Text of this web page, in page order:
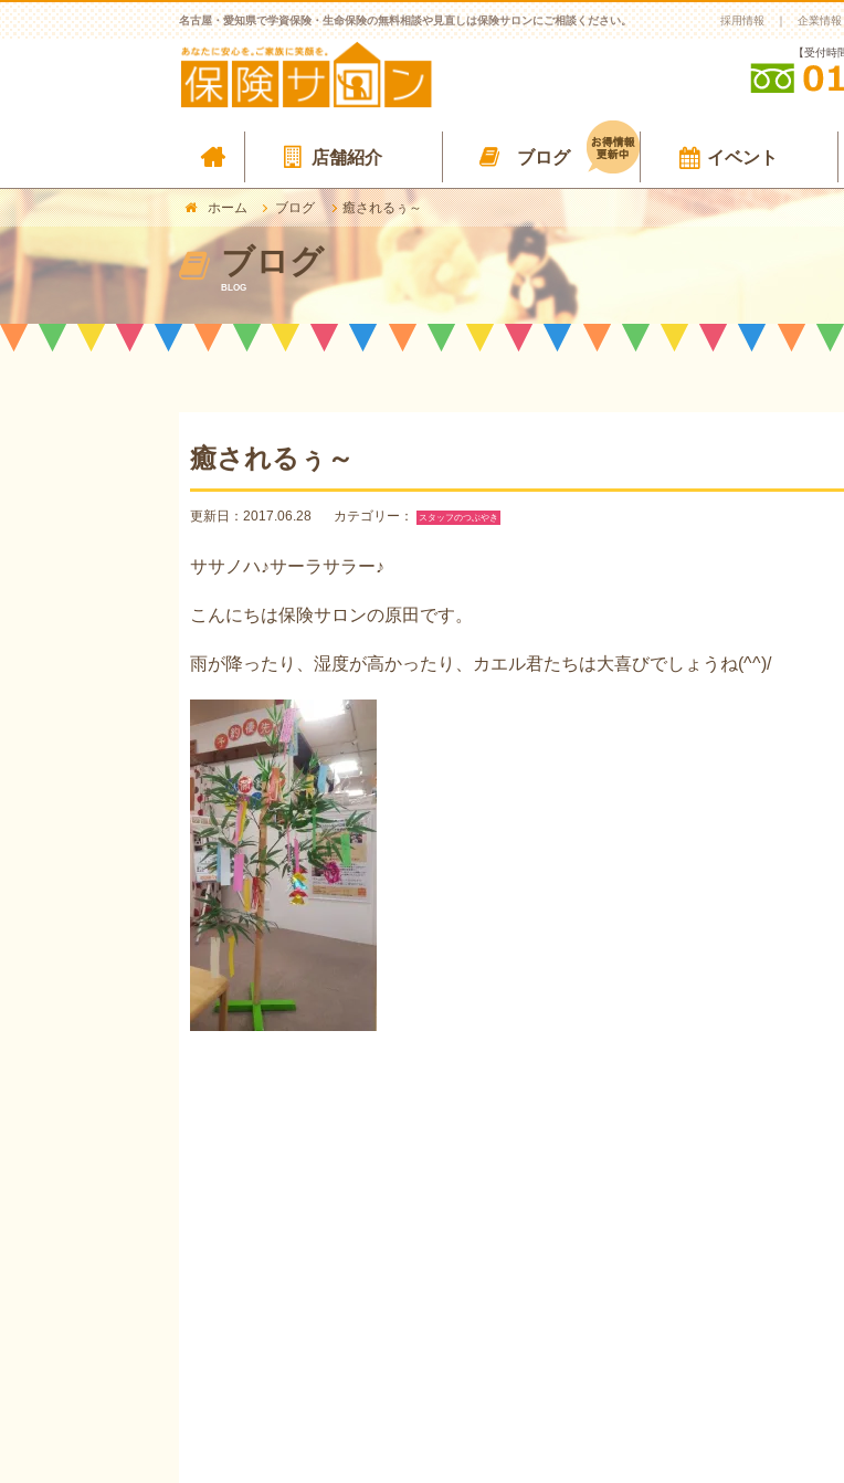
名古屋・愛知県で学資保険・生命保険の無料相談や見直しは保険サロンにご相談ください。 採用情報 企業情報
【受付
店舗紹介 ブログ イベント
ホーム ブログ 癒されるぅ～
ブログ
BLOG
癒されるぅ～
更新日：2017.06.28 カテゴリー： スタッフのつぶやき
ササノハ♪サーラサラー♪
こんにちは保険サロンの原田です。
雨が降ったり、湿度が高かったり、カエル君たちは大喜びでしょうね(^^)/